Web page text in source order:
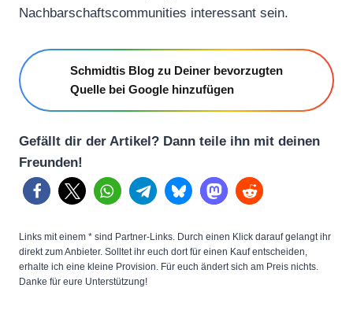
Nachbarschaftscommunities interessant sein.
Schmidtis Blog zu Deiner bevorzugten
Quelle bei Google hinzufügen
Gefällt dir der Artikel? Dann teile ihn mit deinen
Freunden!
Links mit einem * sind Partner-Links. Durch einen Klick darauf gelangt ihr
direkt zum Anbieter. Solltet ihr euch dort für einen Kauf entscheiden,
erhalte ich eine kleine Provision. Für euch ändert sich am Preis nichts.
Danke für eure Unterstützung!